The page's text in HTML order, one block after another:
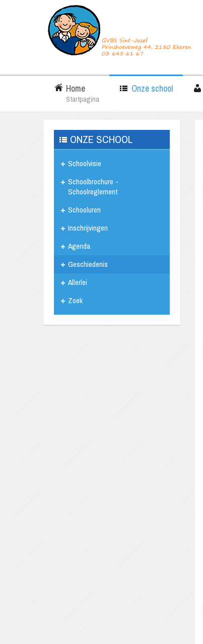
Home
Startpagina
Onze school
ONZE SCHOOL
Schoolvisie
Schoolbrochure -
Schoolreglement
Schooluren
Inschrijvingen
Agenda
Geschiedenis
Allerlei
Zoek